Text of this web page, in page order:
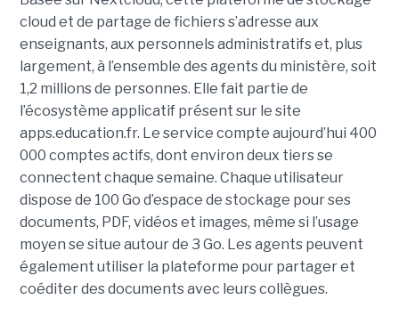
cloud et de partage de fichiers s’adresse aux
enseignants, aux personnels administratifs et, plus
largement, à l’ensemble des agents du ministère, soit
1,2 millions de personnes. Elle fait partie de
l’écosystème applicatif présent sur le site
apps.education.fr. Le service compte aujourd’hui 400
000 comptes actifs, dont environ deux tiers se
connectent chaque semaine. Chaque utilisateur
dispose de 100 Go d’espace de stockage pour ses
documents, PDF, vidéos et images, même si l’usage
moyen se situe autour de 3 Go. Les agents peuvent
également utiliser la plateforme pour partager et
coéditer des documents avec leurs collègues.